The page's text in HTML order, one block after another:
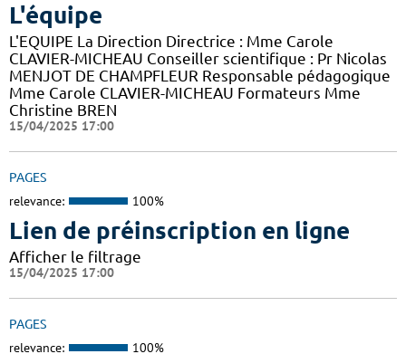
L'équipe
L'EQUIPE La Direction Directrice : Mme Carole
CLAVIER-MICHEAU Conseiller scientifique : Pr Nicolas
MENJOT DE CHAMPFLEUR Responsable pédagogique
Mme Carole CLAVIER-MICHEAU Formateurs Mme
Christine BREN
15/04/2025 17:00
PAGES
relevance: 100%
Lien de préinscription en ligne
Afficher le filtrage
15/04/2025 17:00
PAGES
relevance: 100%